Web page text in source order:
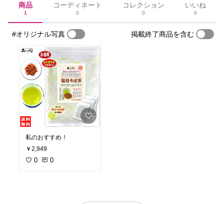
商品
1
コーディネート
0
コレクション
0
いいね
0
#オリジナル写真 掲載終了商品を含む
私のおすすめ！
￥2,949
0 0